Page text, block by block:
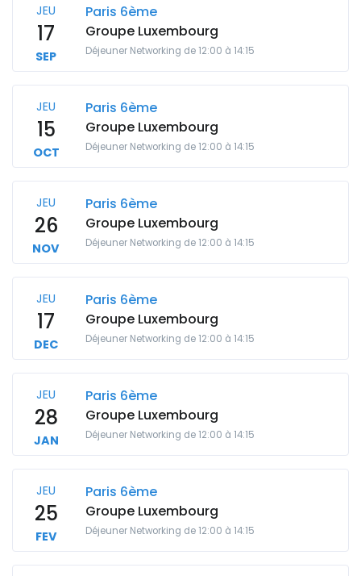
JEU
17
SEP
Paris 6ème
Groupe Luxembourg
Déjeuner Networking de 12:00 à 14:15
JEU
15
OCT
Paris 6ème
Groupe Luxembourg
Déjeuner Networking de 12:00 à 14:15
JEU
26
NOV
Paris 6ème
Groupe Luxembourg
Déjeuner Networking de 12:00 à 14:15
JEU
17
DEC
Paris 6ème
Groupe Luxembourg
Déjeuner Networking de 12:00 à 14:15
JEU
28
JAN
Paris 6ème
Groupe Luxembourg
Déjeuner Networking de 12:00 à 14:15
JEU
25
FEV
Paris 6ème
Groupe Luxembourg
Déjeuner Networking de 12:00 à 14:15